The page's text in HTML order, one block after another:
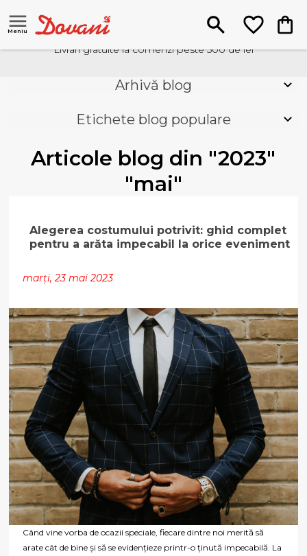
Meniu
Livrari gratuite la comenzi peste 500 de lei
Arhivă blog
Etichete blog populare
Articole blog din "2023"
"mai"
Alegerea costumului potrivit: ghid complet
pentru a arăta impecabil la orice eveniment
marți, 23 mai 2023
Când vine vorba de ocazii speciale, fiecare dintre noi merită să
arate cât de bine și să se evidențieze printr-o ținută impecabilă. La